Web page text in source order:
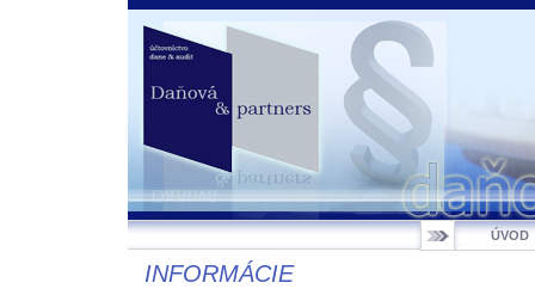
ÚVOD
INFORMÁCIE